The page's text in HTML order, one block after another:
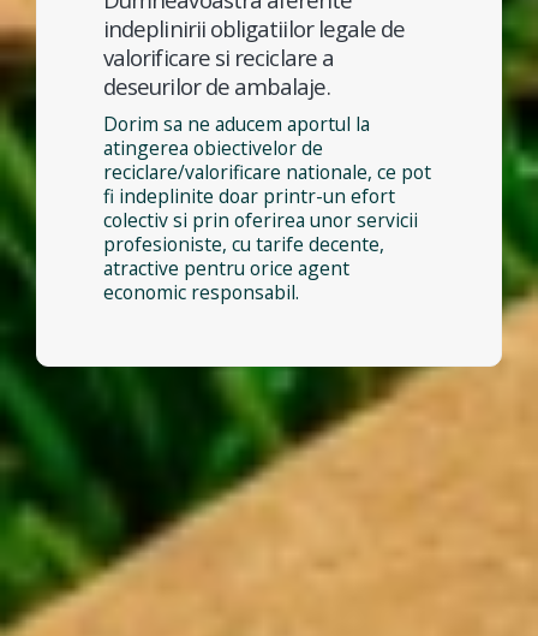
indeplinirii obligatiilor legale de
valorificare si reciclare a
deseurilor de ambalaje.
Dorim sa ne aducem aportul la
atingerea obiectivelor de
reciclare/valorificare nationale, ce pot
fi indeplinite doar printr-un efort
colectiv si prin oferirea unor servicii
profesioniste, cu tarife decente,
atractive pentru orice agent
economic responsabil.